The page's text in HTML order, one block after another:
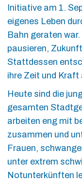
Initiative am 1.
eigenes Leben
Bahn geraten
pausieren,
Stattdessen
ihre Zeit und Kraft
Heute sind die
gesamten
arbeiten eng mit
zusammen und
Frauen,
unter extrem
Notunterkünften